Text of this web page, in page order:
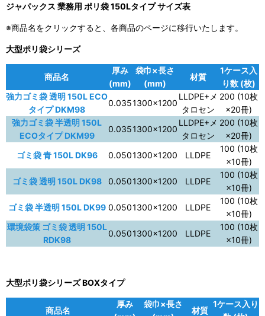
ジャパックス 業務用 ポリ袋 150Lタイプ サイズ表
※商品名をクリックすると、各商品のページに移行いたします。
大型ポリ袋シリーズ
商品名
厚み
(mm)
袋巾×長さ
(mm)
材質
1ケース入
り数 (枚)
強力ゴミ袋 透明 150L ECO
タイプ DKM98
0.0351300×1200
LLDPE+メ
タロセン
200 (10枚
×20冊)
強力ゴミ袋 半透明 150L
ECOタイプ DKM99
0.0351300×1200
LLDPE+メ
タロセン
200 (10枚
×20冊)
ゴミ袋 青 150L DK96
0.0501300×1200 LLDPE
100 (10枚
×10冊)
ゴミ袋 透明 150L DK98
0.0501300×1200 LLDPE
100 (10枚
×10冊)
ゴミ袋 半透明 150L DK99 0.0501300×1200 LLDPE
100 (10枚
×10冊)
環境袋策 ゴミ袋 透明 150L
RDK98
0.0501300×1200 LLDPE
100 (10枚
×10冊)
大型ポリ袋シリーズ BOXタイプ
商品名
厚み
袋巾×長さ
材質
1ケース入り